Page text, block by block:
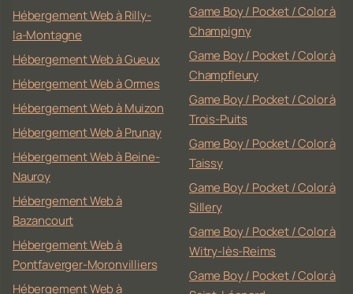
Hébergement Web à Rilly-
la-Montagne
Hébergement Web à Gueux
Hébergement Web à Ormes
Hébergement Web à Muizon
Hébergement Web à Prunay
Hébergement Web à Beine-
Nauroy
Hébergement Web à
Bazancourt
Hébergement Web à
Pontfaverger-Moronvilliers
Hébergement Web à
Game Boy / Pocket / Color à
Champigny
Game Boy / Pocket / Color à
Champfleury
Game Boy / Pocket / Color à
Trois-Puits
Game Boy / Pocket / Color à
Taissy
Game Boy / Pocket / Color à
Sillery
Game Boy / Pocket / Color à
Witry-lès-Reims
Game Boy / Pocket / Color à